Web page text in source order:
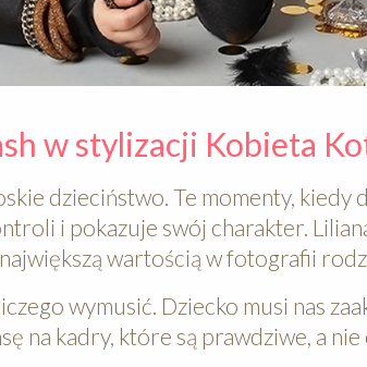
w stylizacji Kobieta
dzieciństwo. Te momenty, kiedy
i pokazuje swój charakter.
wartością w fotografii
wymusić. Dziecko musi nas
na kadry, które są prawdziwe, a